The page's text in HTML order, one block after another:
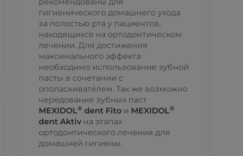
гигиенического домашнего ухода
за полостью рта у пациентов,
находящихся на ортодонтическом
лечении. Для достижения
максимального эффекта
необходимо использование зубной
пасты в сочетании с
ополаскивателем. Так же возможно
чередование зубных паст
MEXIDOL® dent Fito и MEXIDOL®
dent Aktiv на этапах
ортодонтического лечения для
домашней гигиены.